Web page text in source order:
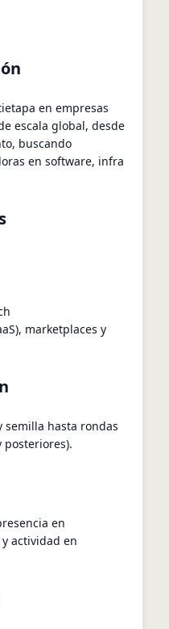
en empresas
escala global, desde
buscando
en software, infra
marketplaces y
hasta rondas
posteriores).
en
actividad en